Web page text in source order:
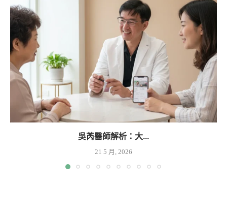
吳芮醫師解析：大...
21 5 月, 2026